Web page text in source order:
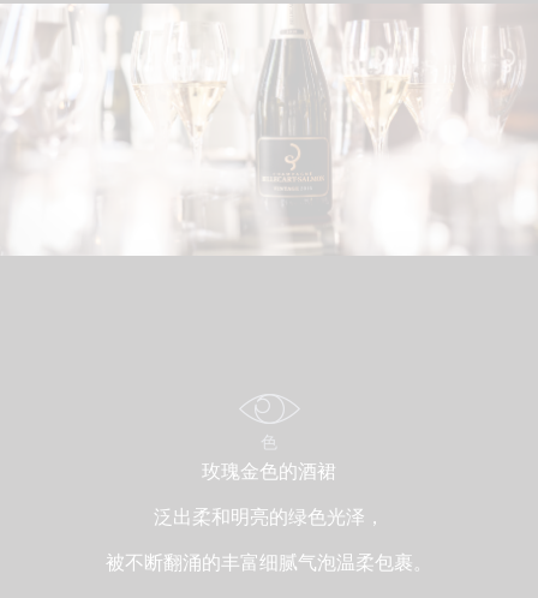
色
玫瑰金色的酒裙
泛出柔和明亮的绿色光泽，
被不断翻涌的丰富细腻气泡温柔包裹。